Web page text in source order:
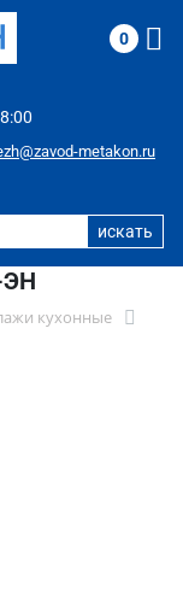
metakon.ru
0
ЭН
кухонные